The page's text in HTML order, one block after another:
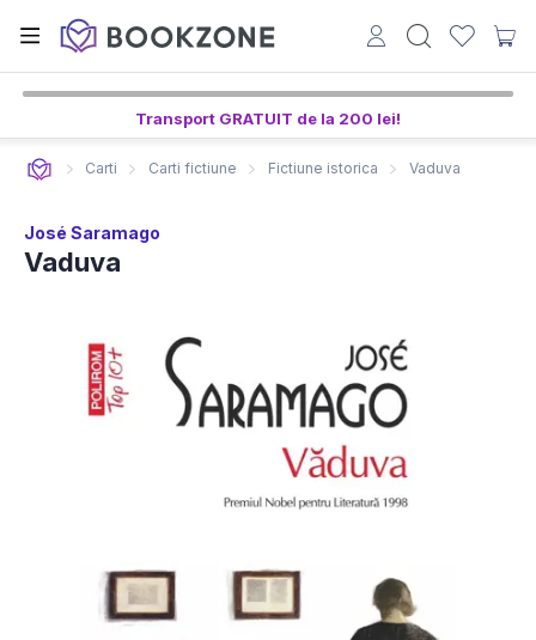
Transport GRATUIT de la 200 lei!
Carti Carti fictiune Fictiune istorica Vaduva
José Saramago
Vaduva